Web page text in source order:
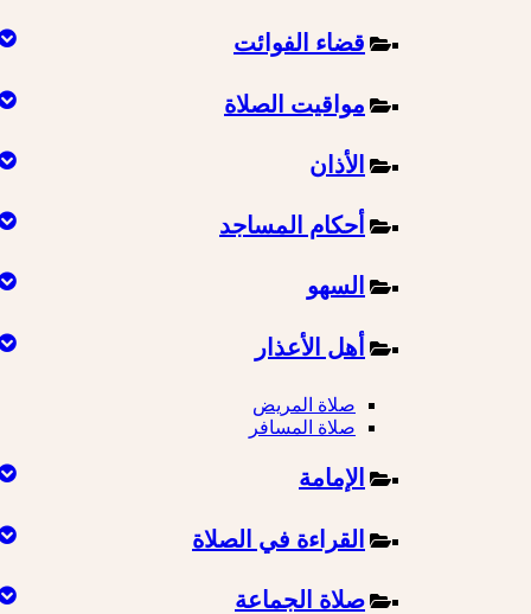
قضاء الفوائت
مواقيت الصلاة
الأذان
أحكام المساجد
السهو
أهل الأعذار
صلاة المريض
صلاة المسافر
الإمامة
القراءة في الصلاة
صلاة الجماعة